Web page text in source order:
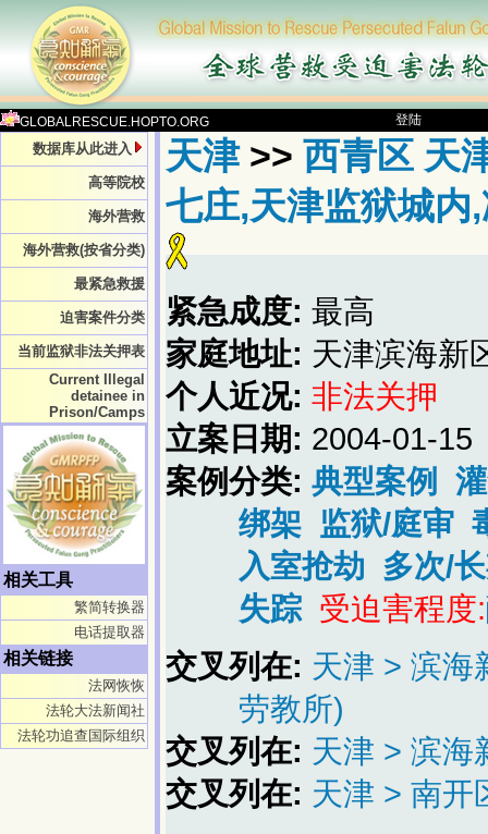
GLOBALRESCUE.HOPTO.ORG 登陆
数据库从此进入
高等院校
海外营救
海外营救(按省分类)
最紧急救援
迫害案件分类
当前监狱非法关押表
Current Illegal
detainee in
Prison/Camps
相关工具
繁简转换器
电话提取器
相关链接
法网恢恢
法轮大法新闻社
法轮功追查国际组织
天津>> 西青区 天
七庄,天津监狱城内
紧急成度: 最高
家庭地址: 天津滨海新
个人近况: 非法关押
立案日期: 2004-01-15
案例分类: 典型案例
绑架
监狱/庭审
入室抢劫 多次/
失踪 受迫害程度:
交叉列在: 天津 > 滨海
劳教所)
交叉列在: 天津 > 滨海
交叉列在: 天津 > 南开